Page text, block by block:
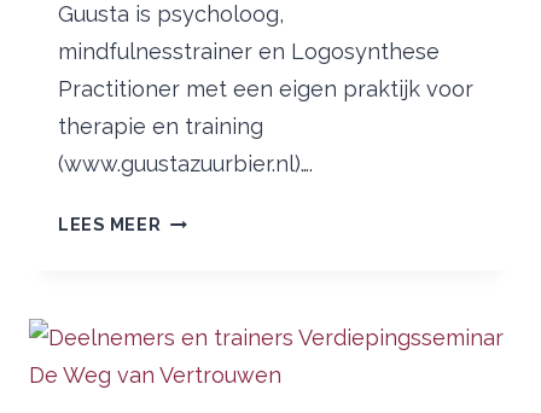
Guusta is psycholoog,
mindfulnesstrainer en Logosynthese
Practitioner met een eigen praktijk voor
therapie en training
(www.guustazuurbier.nl)….
LEES MEER GUUSTA
STICHTING
LOGOSYNTHESE